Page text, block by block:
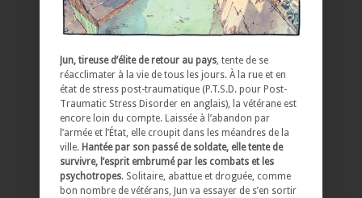
Jun, tireuse d’élite de retour au pays , tente de se
réacclimater à la vie de tous les jours. À la rue et en
état de stress post-traumatique (P.T.S.D. pour Post-
Traumatic Stress Disorder en anglais), la vétérane est
encore loin du compte. Laissée à l’abandon par
l’armée et l’État, elle croupit dans les méandres de la
ville. Hantée par son passé de soldate, elle tente de
survivre, l’esprit embrumé par les combats et les
psychotropes. Solitaire, abattue et droguée, comme
bon nombre de vétérans, Jun va essayer de s’en sortir